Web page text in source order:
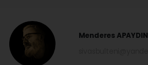
Menderes APAYDIN